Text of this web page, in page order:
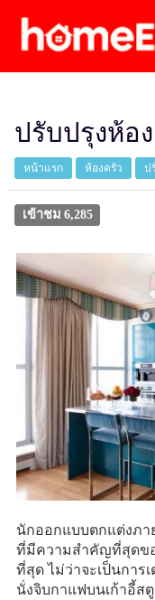
ปรับปรุงห้อ
หน้าแรก ห้องครัว ป
เข้าชม 6,285
นักออกแบบตกแต่งภา
ที่มีความสำคัญที่สุดขอ
ที่สุด ไม่ว่าจะเป็นการ
นั่งจิบกาแฟบนเก้าอี้ส